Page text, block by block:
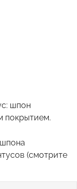
шпон
покрытием.
(смотрите